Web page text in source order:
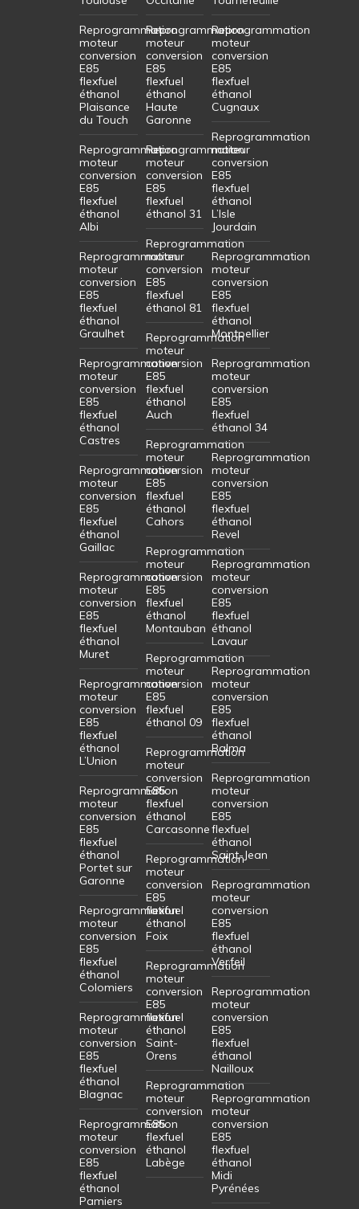
Reprogrammation
moteur
conversion
E85
flexfuel
éthanol
Plaisance
du Touch
Reprogrammation
moteur
conversion
E85
flexfuel
éthanol
Albi
Reprogrammation
moteur
conversion
E85
flexfuel
éthanol
Graulhet
Reprogrammation
moteur
conversion
E85
flexfuel
éthanol
Castres
Reprogrammation
moteur
conversion
E85
flexfuel
éthanol
Gaillac
Reprogrammation
moteur
conversion
E85
flexfuel
éthanol
Muret
Reprogrammation
moteur
conversion
E85
flexfuel
éthanol
L’Union
Reprogrammation
moteur
conversion
E85
flexfuel
éthanol
Portet sur
Garonne
Reprogrammation
moteur
conversion
E85
flexfuel
éthanol
Colomiers
Reprogrammation
moteur
conversion
E85
flexfuel
éthanol
Blagnac
Reprogrammation
moteur
conversion
E85
flexfuel
éthanol
Pamiers
Reprogrammation
moteur
conversion
E85
flexfuel
éthanol
Haute
Garonne
Reprogrammation
moteur
conversion
E85
flexfuel
éthanol 31
Reprogrammation
moteur
conversion
E85
flexfuel
éthanol 81
Reprogrammation
moteur
conversion
E85
flexfuel
éthanol
Auch
Reprogrammation
moteur
conversion
E85
flexfuel
éthanol
Cahors
Reprogrammation
moteur
conversion
E85
flexfuel
éthanol
Montauban
Reprogrammation
moteur
conversion
E85
flexfuel
éthanol 09
Reprogrammation
moteur
conversion
E85
flexfuel
éthanol
Carcasonne
Reprogrammation
moteur
conversion
E85
flexfuel
éthanol
Foix
Reprogrammation
moteur
conversion
E85
flexfuel
éthanol
Saint-
Orens
Reprogrammation
moteur
conversion
E85
flexfuel
éthanol
Labège
Reprogrammation
moteur
conversion
E85
flexfuel
éthanol
Cugnaux
Reprogrammation
moteur
conversion
E85
flexfuel
éthanol
L’Isle
Jourdain
Reprogrammation
moteur
conversion
E85
flexfuel
éthanol
Montpellier
Reprogrammation
moteur
conversion
E85
flexfuel
éthanol 34
Reprogrammation
moteur
conversion
E85
flexfuel
éthanol
Revel
Reprogrammation
moteur
conversion
E85
flexfuel
éthanol
Lavaur
Reprogrammation
moteur
conversion
E85
flexfuel
éthanol
Balma
Reprogrammation
moteur
conversion
E85
flexfuel
éthanol
Saint-Jean
Reprogrammation
moteur
conversion
E85
flexfuel
éthanol
Verfeil
Reprogrammation
moteur
conversion
E85
flexfuel
éthanol
Nailloux
Reprogrammation
moteur
conversion
E85
flexfuel
éthanol
Midi
Pyrénées